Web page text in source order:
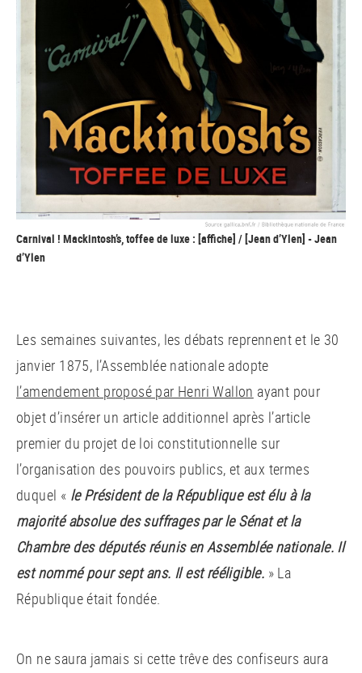
Carnival ! Mackintosh’s, toffee de luxe : [affiche] / [Jean d’Ylen] - Jean
d’Ylen
Les semaines suivantes, les débats reprennent et le 30
janvier 1875, l’Assemblée nationale adopte
l’amendement proposé par Henri Wallon ayant pour
objet d’insérer un article additionnel après l’article
premier du projet de loi constitutionnelle sur
l’organisation des pouvoirs publics, et aux termes
duquel « le Président de la République est élu à la
majorité absolue des suffrages par le Sénat et la
Chambre des députés réunis en Assemblée nationale. Il
est nommé pour sept ans. Il est rééligible. » La
République était fondée.
On ne saura jamais si cette trêve des confiseurs aura